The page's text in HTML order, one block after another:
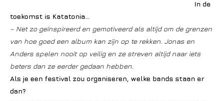
In de
toekomst is Katatonia…
– Net zo geïnspireerd en gemotiveerd als altijd om de grenzen
van hoe goed een album kan zijn op te rekken. Jonas en
Anders spelen nooit op veilig en ze streven altijd naar iets
beters dan ze eerder gedaan hebben.
Als je een festival zou organiseren, welke bands staan er
dan?